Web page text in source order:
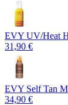
EVY UV/Heat
31,90 €
EVY Self Tan
34,90 €